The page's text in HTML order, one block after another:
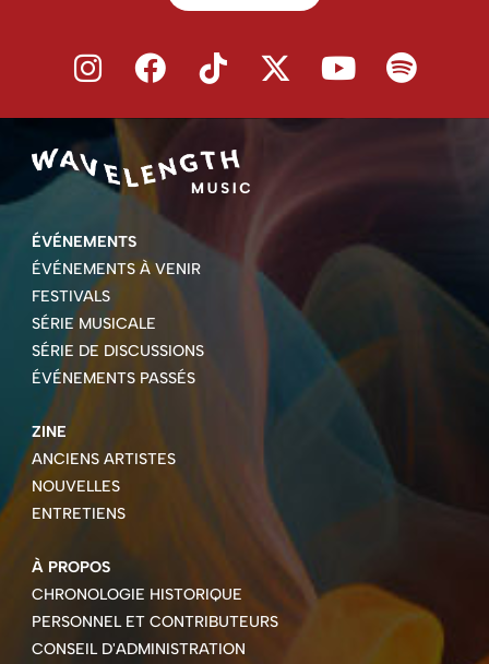
ÉVÉNEMENTS
ÉVÉNEMENTS À VENIR
FESTIVALS
SÉRIE MUSICALE
SÉRIE DE DISCUSSIONS
ÉVÉNEMENTS PASSÉS
ZINE
ANCIENS ARTISTES
NOUVELLES
ENTRETIENS
À PROPOS
CHRONOLOGIE HISTORIQUE
PERSONNEL ET CONTRIBUTEURS
CONSEIL D'ADMINISTRATION